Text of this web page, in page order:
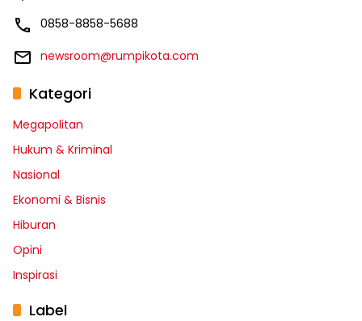
0858-8858-5688
newsroom@rumpikota.com
Kategori
Megapolitan
Hukum & Kriminal
Nasional
Ekonomi & Bisnis
Hiburan
Opini
Inspirasi
Label